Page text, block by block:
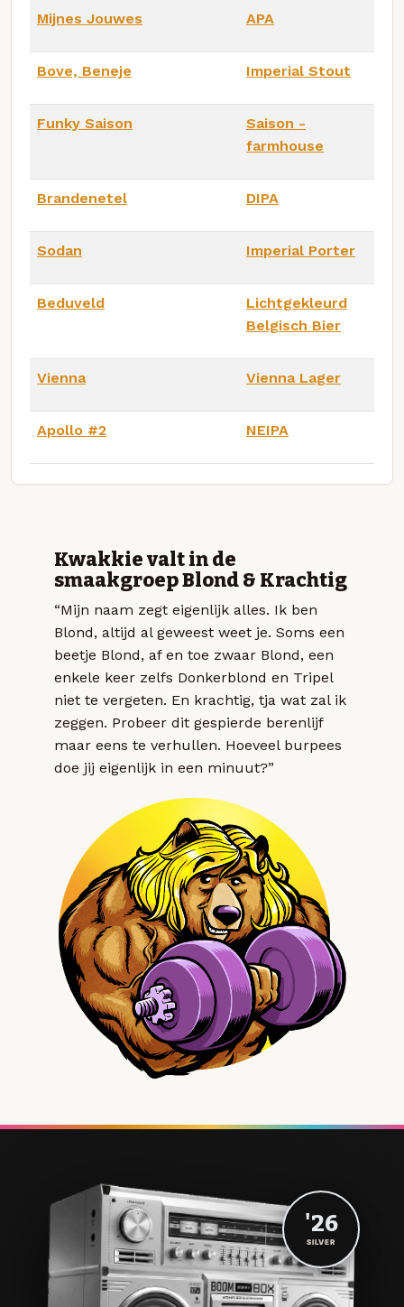
Mijnes Jouwes APA
Bove, Beneje Imperial Stout
Funky Saison
Saison -
farmhouse
Brandenetel DIPA
Sodan Imperial Porter
Beduveld
Lichtgekleurd
Belgisch Bier
Vienna Vienna Lager
Apollo #2 NEIPA
Kwakkie valt in de
smaakgroep Blond & Krachtig
“Mijn naam zegt eigenlijk alles. Ik ben
Blond, altijd al geweest weet je. Soms een
beetje Blond, af en toe zwaar Blond, een
enkele keer zelfs Donkerblond en Tripel
niet te vergeten. En krachtig, tja wat zal ik
zeggen. Probeer dit gespierde berenlijf
maar eens te verhullen. Hoeveel burpees
doe jij eigenlijk in een minuut?”
'26
SILVER